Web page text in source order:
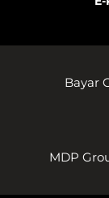
Bayar
MDP